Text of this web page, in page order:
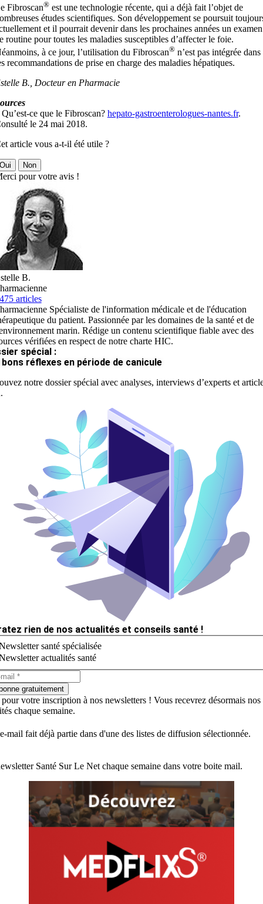
Fibroscan®est une technologie récente, qui a déjà fait l’objet de
études scientifiques. Son développement se poursuit
et il pourrait devenir dans les prochaines années un examen
routine pour toutes les maladies susceptibles d’affecter le foie.
à ce jour, l’utilisation du Fibroscan®n’est pas intégrée dans
recommandations de prise en charge des maladies hépatiques.
B., Docteur en Pharmacie
ce que le Fibroscan? hepato-gastroenterologues-nantes.fr.
le 24 mai 2018.
article vous a-t-il été utile ?
Non
pour votre avis !
B.
articles
Spécialiste de l'information médicale et de l'éducation
du patient. Passionnée par les domaines de la santé et de
marin. Rédige un contenu scientifique fiable avec des
vérifiées en respect de notre charte HIC.
spécial :
bons réflexes en période de canicule
notre dossier spécial avec analyses, interviews d’experts et
rien de nos actualités et conseils santé !
santé spécialisée
actualités santé
gratuitement
votre inscription à nos newsletters ! Vous recevrez désormais nos
chaque semaine.
mail fait déjà partie dans d'une des listes de diffusion sélectionnée.
Santé Sur Le Net chaque semaine dans votre boite mail.